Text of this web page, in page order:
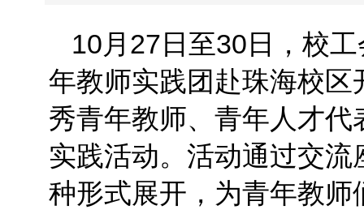
10月27日至30日，校
年教师实践团赴珠海校
秀青年教师、青年人才
实践活动。活动通过交
种形式展开，为青年教